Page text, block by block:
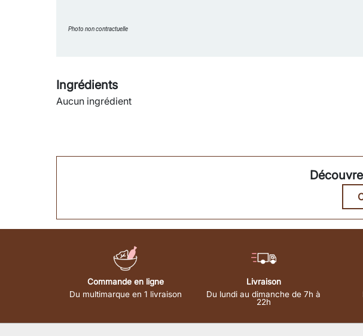
Photo non contractuelle
Ingrédients
Aucun ingrédient
Commande en ligne
Du multimarque en 1 livraison
Livraison
Du lundi au dimanche de 7h à
22h